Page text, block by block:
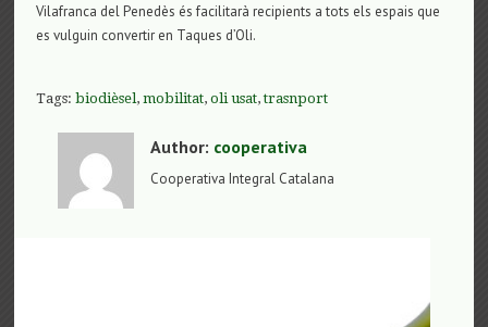
Vilafranca del Penedès és facilitarà recipients a tots els espais que
es vulguin convertir en Taques d’Oli.
Tags:biodièsel ,mobilitat,oli usat,trasnport
Author: cooperativa
Cooperativa Integral Catalana